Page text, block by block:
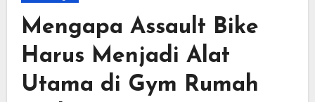
Mengapa Assault Bike
Harus Menjadi Alat
Utama di Gym Rumah